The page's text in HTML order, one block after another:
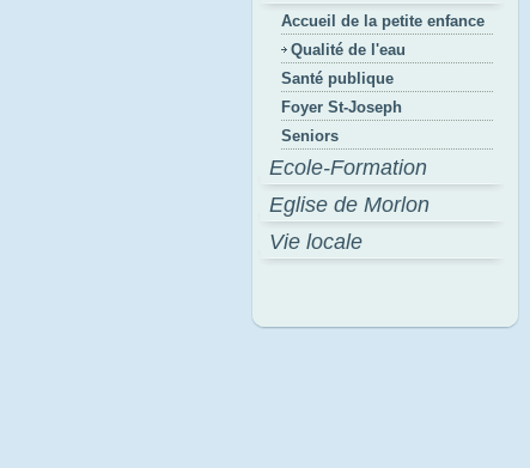
Accueil de la petite enfance
Qualité de l'eau
Santé publique
Foyer St-Joseph
Seniors
Ecole-Formation
Eglise de Morlon
Vie locale